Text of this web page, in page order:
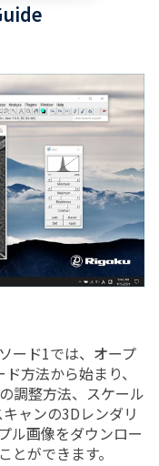
ード1では、オープ
方法から始まり、
調整方法、スケール
ャンの3Dレンダリ
ル画像をダウンロー
とができます。